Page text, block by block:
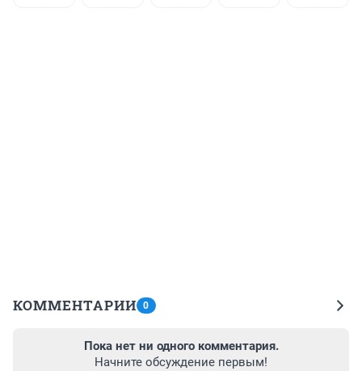
КОММЕНТАРИИ 0
Пока нет ни одного комментария.
Начните обсуждение первым!